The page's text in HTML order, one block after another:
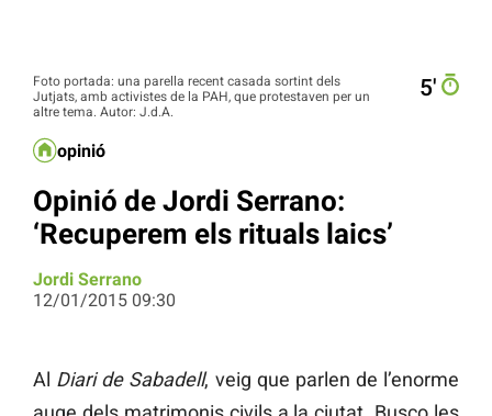
Foto portada: una parella recent casada sortint dels
Jutjats, amb activistes de la PAH, que protestaven per un
altre tema. Autor: J.d.A.
5′
opinió
Opinió de Jordi Serrano:
‘Recuperem els rituals laics’
Jordi Serrano
12/01/2015 09:30
Al Diari de Sabadell, veig que parlen de l’enorme